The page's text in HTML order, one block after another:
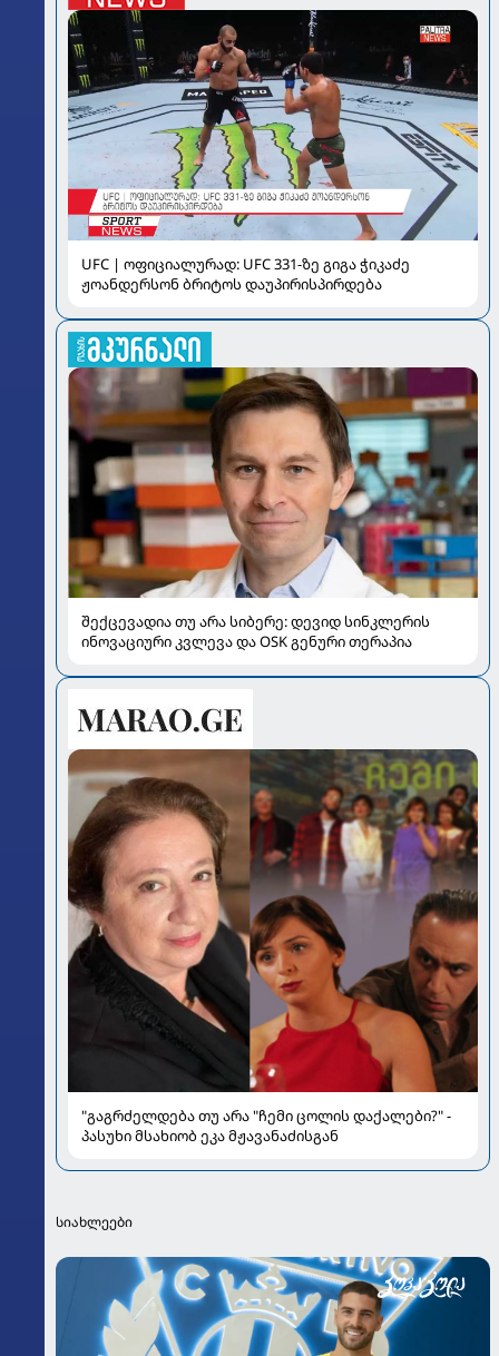
UFC | ოფიციალურად: UFC 331-ზე გიგა ჭიკაძე
ჟოანდერსონ ბრიტოს დაუპირისპირდება
შექცევადია თუ არა სიბერე: დევიდ სინკლერის
ინოვაციური კვლევა და OSK გენური თერაპია
"გაგრძელდება თუ არა "ჩემი ცოლის დაქალები?" -
პასუხი მსახიობ ეკა მჟავანაძისგან
სიახლეები